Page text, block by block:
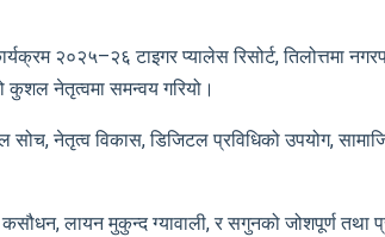
२०२५–२६ टाइगर प्यालेस रिसोर्ट, तिलोत्तमा
कुशल नेतृत्वमा समन्वय गरियो।
नेतृत्व विकास, डिजिटल प्रविधिको उपयोग,
लायन मुकुन्द ग्यावाली, र सगुनको जोशपूर्ण तथा